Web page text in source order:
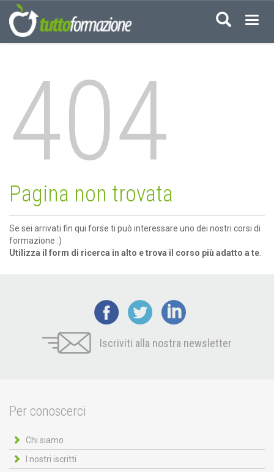
404
Pagina non trovata
Se sei arrivati fin qui forse ti può interessare uno dei nostri corsi di
formazione :)
Utilizza il form di ricerca in alto e trova il corso più adatto a te
Iscriviti alla nostra newsletter
Per conoscerci
Chi siamo
I nostri iscritti